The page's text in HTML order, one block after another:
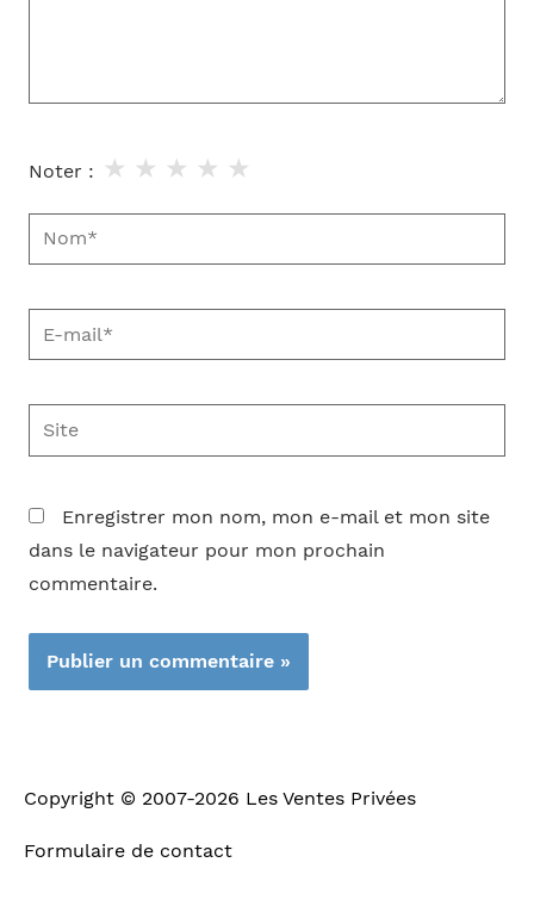
Noter : ★
★
★
★
★
Nom*
E-
mail*
Site
Enregistrer mon nom, mon e-mail et mon site
dans le navigateur pour mon prochain
commentaire.
Copyright © 2007-2026 Les Ventes Privées
Formulaire de contact